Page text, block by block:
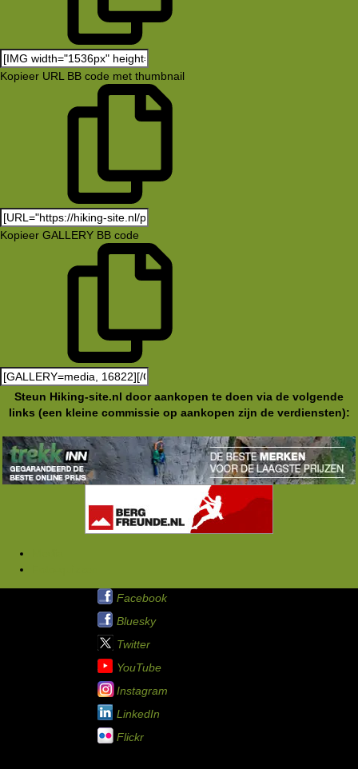
Kopieer URL BB code met thumbnail
Kopieer GALLERY BB code
Steun Hiking-site.nl door aankopen te doen via de volgende
links (een kleine commissie op aankopen zijn de verdiensten):
Facebook
Bluesky
Twitter
YouTube
Instagram
LinkedIn
Flickr